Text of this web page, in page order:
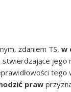
zdaniem TS, w
jego
praw